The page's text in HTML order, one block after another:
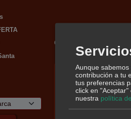
Categoría:
Ingredientes: Harina
Aunque
contribución a tu
tus preferencias
click en "Aceptar"
nuestra política